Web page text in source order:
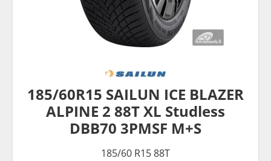
185/60R15 SAILUN ICE BLAZER
ALPINE 2 88T XL Studless
DBB70 3PMSF M+S
185/60 R15 88T